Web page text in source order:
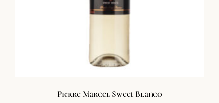
Pierre Marcel Sweet Blanco